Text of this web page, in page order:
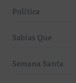
Política
Sabías Que
Semana Santa